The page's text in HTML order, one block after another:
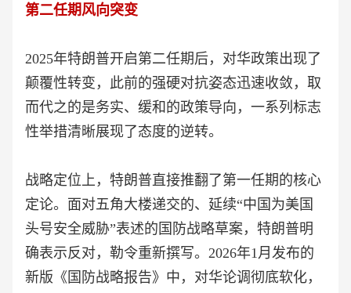
第二任期风向突变
2025年特朗普开启第二任期后，对华政策出现了
颠覆性转变，此前的强硬对抗姿态迅速收敛，取
而代之的是务实、缓和的政策导向，一系列标志
性举措清晰展现了态度的逆转。
战略定位上，特朗普直接推翻了第一任期的核心
定论。面对五角大楼递交的、延续“中国为美国
头号安全威胁”表述的国防战略草案，特朗普明
确表示反对，勒令重新撰写。2026年1月发布的
新版《国防战略报告》中，对华论调彻底软化，